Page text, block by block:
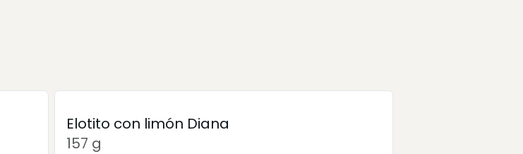
Elotito con limón Diana
157 g